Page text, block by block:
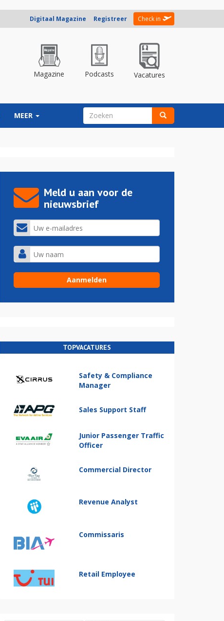
Digitaal Magazine Registreer Check in
Magazine Podcasts Vacatures
MEER ZOEKVELD
Meld u aan voor de
nieuwsbrief
TOPVACATURES
Safety & Compliance
Manager
Sales Support Staff
Junior Passenger Traffic
Officer
Commercial Director
Revenue Analyst
Commissaris
Retail Employee